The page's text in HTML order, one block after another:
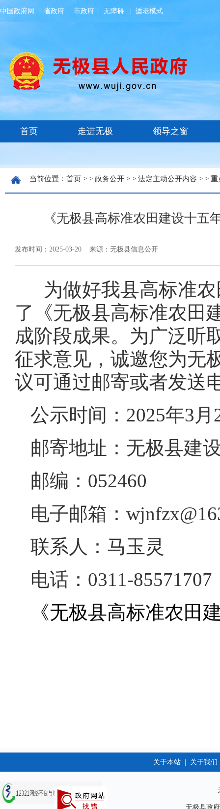
中国政府网 省政府 市政府 无障碍 适老模式
当前位置： 首页 > > 政务公开 > > 法定主动公开内容 > > 重
《无极县高标准农田建设十五
发布时间：2025-03-20 来源：无极县信息公开
为做好我县高标准
了《无极县高标准农田
成阶段成果。为广泛听
征求意见，诚邀您为无
议可通过邮寄或者发送
公示时间：2025年3
邮寄地址：无极县建
邮编：052460
电子邮箱：
联系人：马玉灵
电话：0311-85571707
《无极县高标准农田